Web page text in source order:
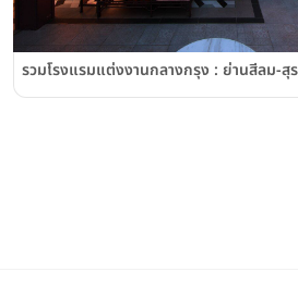
รวมโรงแรมแต่งงานกลางกรุง : ย่านสีลม-สุ